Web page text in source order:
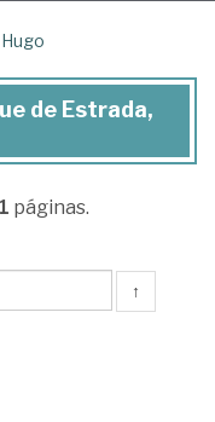
de Estrada,
1 páginas.
↑